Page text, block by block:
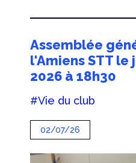
Assemblée
l'Amiens STT
2026 à 18h30
#Vie du club
02/07/26